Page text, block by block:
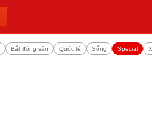
Bất động sản Quốc tế Sống Special